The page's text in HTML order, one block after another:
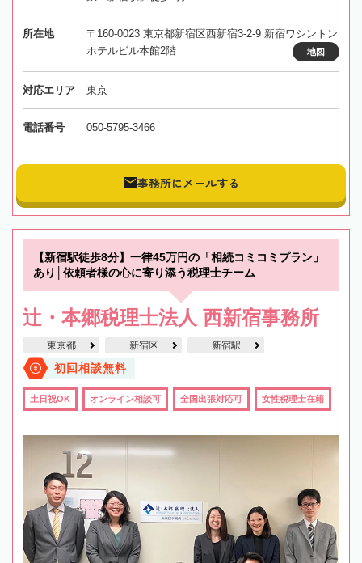
所在地
〒160-0023 東京都新宿区西新宿3-2-9 新宿ワシントン
ホテルビル本館2階
地図
対応エリア 東京
電話番号 050-5795-3466
事務所にメールする
【新宿駅徒歩8分】一律45万円の「相続コミコミプラン」
あり│依頼者様の心に寄り添う税理士チーム
辻・本郷税理士法人 西新宿事務所
東京都 新宿区 新宿駅
初回相談無料
土日祝OK オンライン相談可 全国出張対応可 女性税理士在籍